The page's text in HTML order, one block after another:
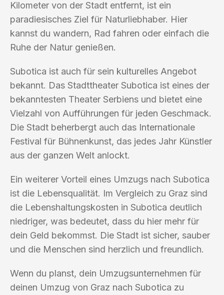
Kilometer von der Stadt entfernt, ist ein
paradiesisches Ziel für Naturliebhaber. Hier
kannst du wandern, Rad fahren oder einfach die
Ruhe der Natur genießen.
Subotica ist auch für sein kulturelles Angebot
bekannt. Das Stadttheater Subotica ist eines der
bekanntesten Theater Serbiens und bietet eine
Vielzahl von Aufführungen für jeden Geschmack.
Die Stadt beherbergt auch das Internationale
Festival für Bühnenkunst, das jedes Jahr Künstler
aus der ganzen Welt anlockt.
Ein weiterer Vorteil eines Umzugs nach Subotica
ist die Lebensqualität. Im Vergleich zu Graz sind
die Lebenshaltungskosten in Subotica deutlich
niedriger, was bedeutet, dass du hier mehr für
dein Geld bekommst. Die Stadt ist sicher, sauber
und die Menschen sind herzlich und freundlich.
Wenn du planst, dein Umzugsunternehmen für
deinen Umzug von Graz nach Subotica zu